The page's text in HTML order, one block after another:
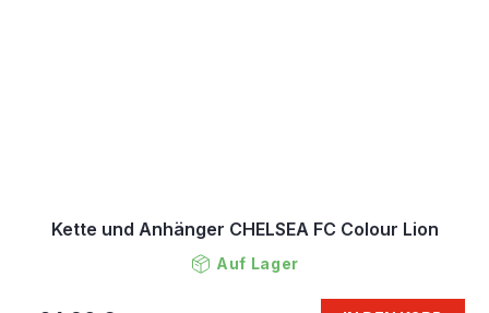
Kette und Anhänger CHELSEA FC Colour Lion
Auf Lager